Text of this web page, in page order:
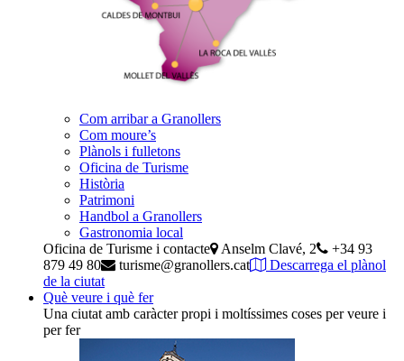
Com arribar a Granollers
Com moure’s
Plànols i fulletons
Oficina de Turisme
Història
Patrimoni
Handbol a Granollers
Gastronomia local
Oficina de Turisme i contacte
Anselm Clavé, 2
+34 93
879 49 80
turisme@granollers.cat
Descarrega el plànol
de la ciutat
Què veure i què fer
Una ciutat amb caràcter propi i moltíssimes coses per veure i
per fer